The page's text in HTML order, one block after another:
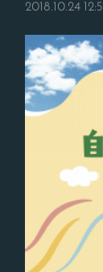
2018.10.24